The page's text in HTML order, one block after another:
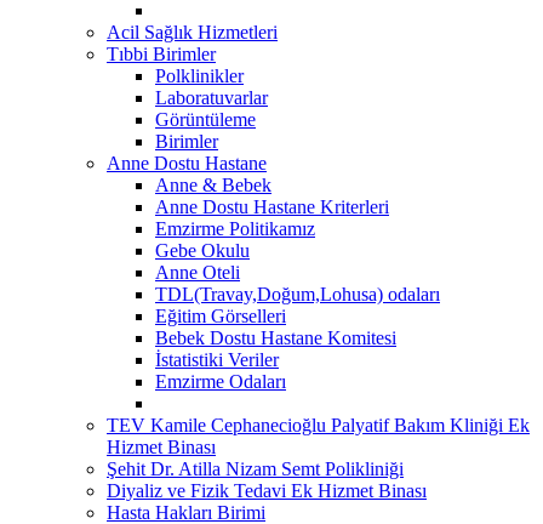
Acil Sağlık Hizmetleri
Tıbbi Birimler
Polklinikler
Laboratuvarlar
Görüntüleme
Birimler
Anne Dostu Hastane
Anne & Bebek
Anne Dostu Hastane Kriterleri
Emzirme Politikamız
Gebe Okulu
Anne Oteli
TDL(Travay,Doğum,Lohusa) odaları
Eğitim Görselleri
Bebek Dostu Hastane Komitesi
İstatistiki Veriler
Emzirme Odaları
TEV Kamile Cephanecioğlu Palyatif Bakım Kliniği Ek
Hizmet Binası
Şehit Dr. Atilla Nizam Semt Polikliniği
Diyaliz ve Fizik Tedavi Ek Hizmet Binası
Hasta Hakları Birimi